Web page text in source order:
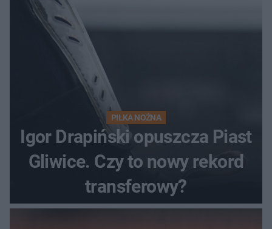
PIŁKA NOŻNA
Igor Drapiński opuszcza Piast
Gliwice. Czy to nowy rekord
transferowy?